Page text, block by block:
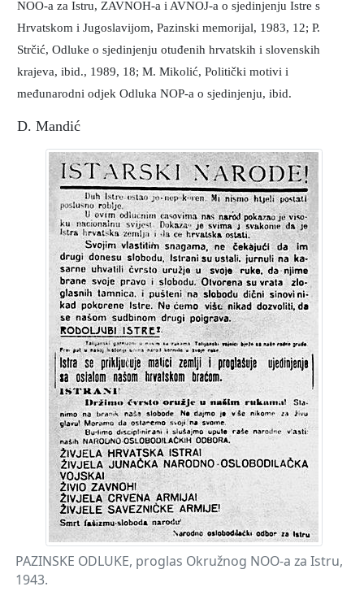
NOO-a za Istru, ZAVNOH-a i AVNOJ-a o sjedinjenju Istre s
Hrvatskom i Jugoslavijom, Pazinski memorijal, 1983, 12; P.
Strčić, Odluke o sjedinjenju otuđenih hrvatskih i slovenskih
krajeva, ibid., 1989, 18; M. Mikolić, Politički motivi i
međunarodni odjek Odluka NOP-a o sjedinjenju, ibid.
D. Mandić
PAZINSKE ODLUKE, proglas Okružnog NOO-a za Istru,
1943.